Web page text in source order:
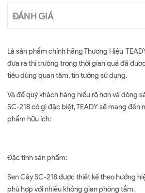
ĐÁNH GIÁ
Là sản phẩm chính hãng Thương Hiệu
đưa ra thị trường trong thời gian quá đã
tiêu dùng quan tâm, tin tưởng sử dụng.
Và để quý khách hàng hiểu rõ hơn và dòng
SC-218 có gì đặc biệt, TEADY sẽ mang đến
phẩm hữu ích:
Đặc tính sản phẩm:
Sen Cây SC-218 được thiết kế theo hướng
phù hợp với nhiều không gian phòng tắm.